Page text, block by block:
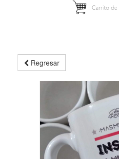
Carrito de
Regresar